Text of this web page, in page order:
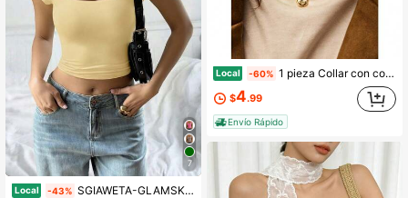
7
Local -43% SGIAWETA-GLAMSKIN Camiseta corta ajustada de manga corta con cuello cuadrado y rayas básicas para mujer, verano/otoño, top casual ajustado, adecuado para volver a la escuela
Local -60% 1 pieza Collar con colgante de cuentas acrílicas aleatorias con temática de dopamina de moda para el verano, adecuado para uso diario
$4.99
Envío Rápido